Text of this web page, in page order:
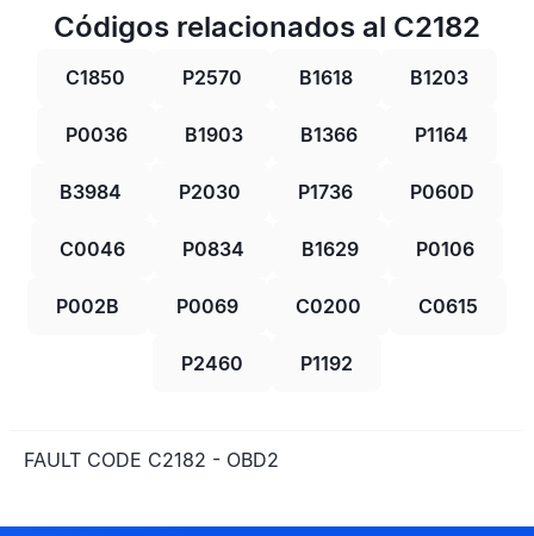
Códigos relacionados al C2182
C1850 P2570 B1618 B1203
P0036 B1903 B1366 P1164
B3984 P2030 P1736 P060D
C0046 P0834 B1629 P0106
P002B P0069 C0200 C0615
P2460 P1192
FAULT CODE C2182 - OBD2